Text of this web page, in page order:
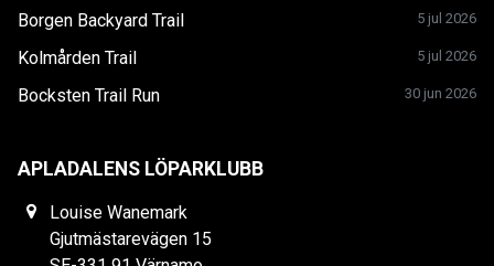
Borgen Backyard Trail 5 jul 2026
Kolmården Trail 5 jul 2026
Bocksten Trail Run 30 jun 2026
APLADALENS LÖPARKLUBB
Louise Wanemark
Gjutmästarevägen 15